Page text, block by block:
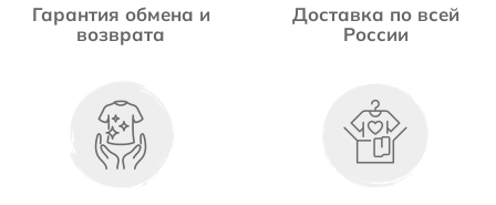
Гарантия обмена и
возврата
Доставка по всей
России